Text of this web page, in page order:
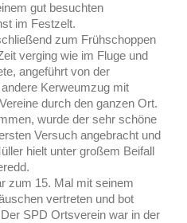
gut besuchten
im Festzelt.
zum Frühschoppen
verging wie im Fluge und
angeführt von der
Kerweumzug mit
durch den ganzen Ort.
wurde der sehr schöne
Versuch angebracht und
hielt unter großem Beifall
zum 15. Mal mit seinem
vertreten und bot
SPD Ortsverein war in der